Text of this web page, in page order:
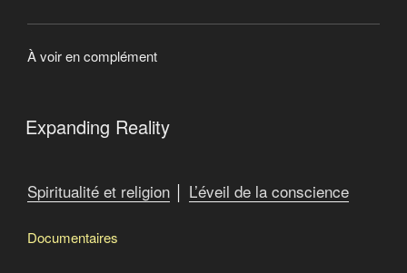
À voir en complément
Expanding Reality
Spiritualité et religion │ L’éveil de la conscience
Documentaires